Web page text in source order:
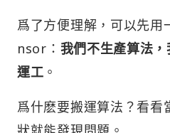
爲了方便理解，可以先
nsor： 我們不生產算法
運工 。
爲什麽要搬運算法？看